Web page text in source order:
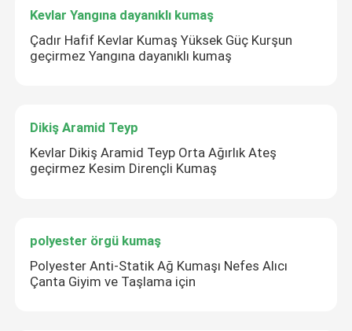
Kevlar Yangına dayanıklı kumaş
Çadır Hafif Kevlar Kumaş Yüksek Güç Kurşun
geçirmez Yangına dayanıklı kumaş
Dikiş Aramid Teyp
Kevlar Dikiş Aramid Teyp Orta Ağırlık Ateş
geçirmez Kesim Dirençli Kumaş
polyester örgü kumaş
Polyester Anti-Statik Ağ Kumaşı Nefes Alıcı
Çanta Giyim ve Taşlama için